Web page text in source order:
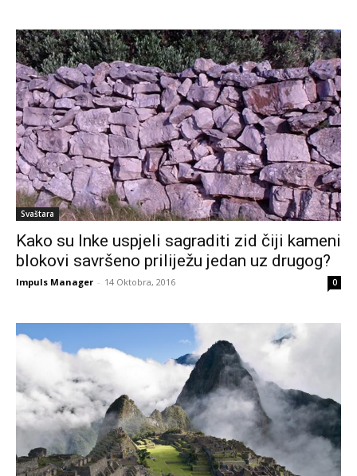
Svaštara
Kako su Inke uspjeli sagraditi zid čiji kameni
blokovi savršeno priliježu jedan uz drugog?
Impuls Manager - 14 Oktobra, 2016 0